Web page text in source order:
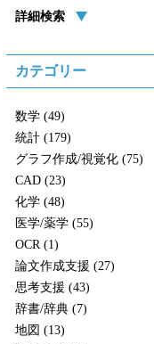
詳細検索
カテゴリー
数学 (49)
統計 (179)
グラフ作成/視覚化 (75)
CAD (23)
化学 (48)
医学/薬学 (55)
OCR (1)
論文作成支援 (27)
思考支援 (43)
辞書/辞典 (7)
地図 (13)